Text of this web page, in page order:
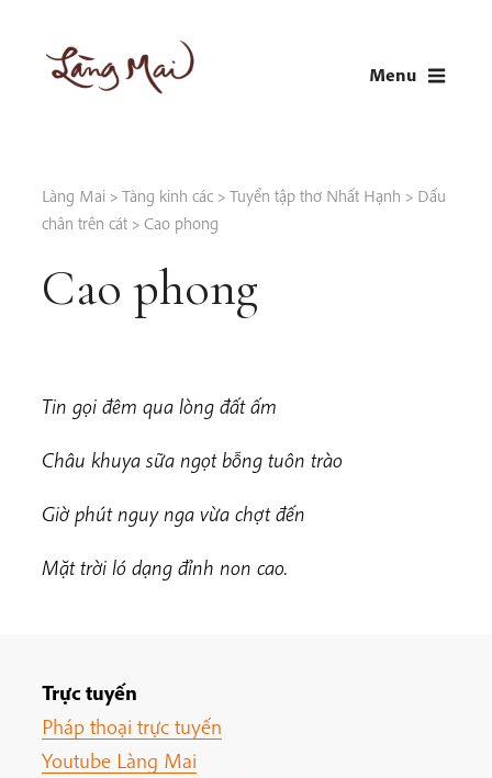
content
Menu
Làng Mai > Tàng kinh các > Tuyển tập thơ Nhất Hạnh > Dấu
chân trên cát > Cao phong
Cao phong
Tin gọi đêm qua lòng đất ấm
Châu khuya sữa ngọt bỗng tuôn trào
Giờ phút nguy nga vừa chợt đến
Mặt trời ló dạng đỉnh non cao.
Trực tuyến
Pháp thoại trực tuyến
Youtube Làng Mai